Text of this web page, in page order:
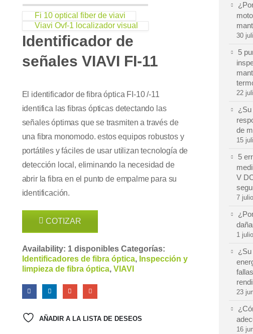
Fi 10 optical fiber de viavi
Viavi Ovf-1 localizador visual
Identificador de
señales VIAVI FI-11
El identificador de fibra óptica FI-10 /-11
identifica las fibras ópticas detectando las
señales óptimas que se trasmiten a través de
una fibra monomodo. estos equipos robustos y
portátiles y fáciles de usar utilizan tecnología de
detección local, eliminando la necesidad de
abrir la fibra en el punto de empalme para su
identificación.
COTIZAR
Availability: 1 disponibles Categorías:
Identificadores de fibra óptica, Inspección y
limpieza de fibra óptica, VIAVI
AÑADIR A LA LISTA DE DESEOS
30
5
22
¿Su
de
15
5
V
7
1
¿Su
23
16